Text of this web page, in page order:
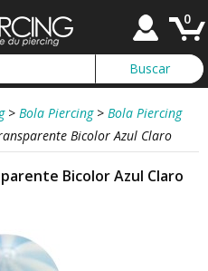
0
> Bola Piercing > Bola Piercing
Bicolor Azul Claro
Bicolor Azul Claro